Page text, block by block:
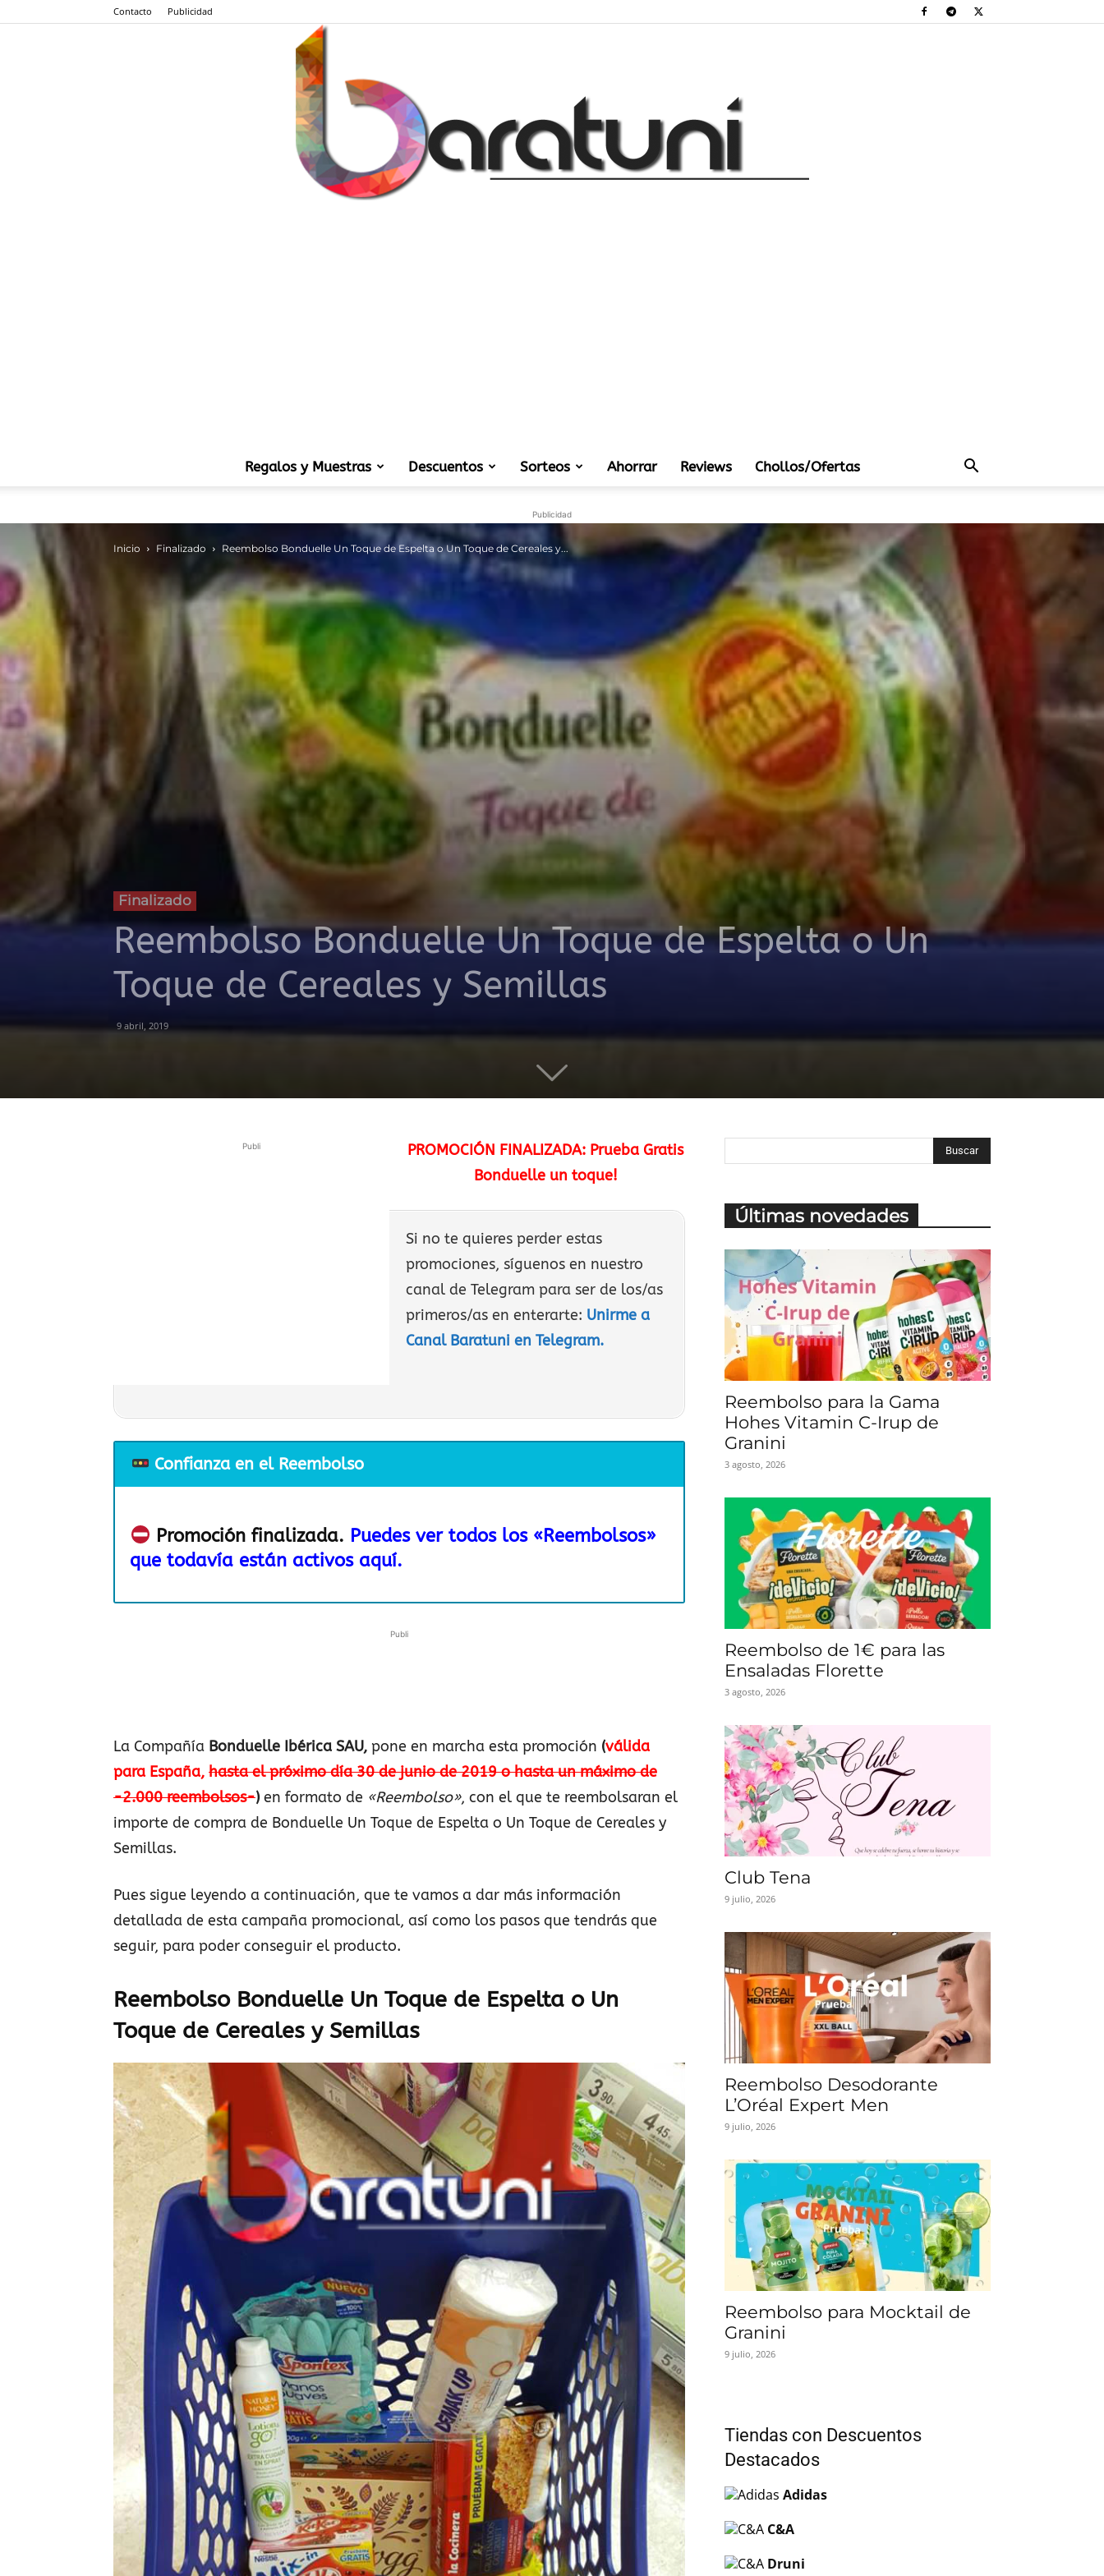
Contacto Publicidad
muestras
gratis
productos
a
domicilio
Baratuni
Regalos y Muestras Descuentos Sorteos Ahorrar Reviews Chollos/Ofertas
Publicidad
Inicio Finalizado Reembolso Bonduelle Un Toque de Espelta o Un Toque de Cereales y...
Finalizado
Reembolso Bonduelle Un Toque de Espelta o Un
Toque de Cereales y Semillas
9 abril, 2019
Publi
PROMOCIÓN FINALIZADA: Prueba Gratis
Bonduelle un toque!
Si no te quieres perder estas
promociones, síguenos en nuestro
canal de Telegram para ser de los/as
primeros/as en enterarte: Unirme a
Canal Baratuni en Telegram.
Confianza en el Reembolso
Promoción finalizada. Puedes ver todos los «Reembolsos»
que todavía están activos aquí.
Publi
La Compañía Bonduelle Ibérica SAU, pone en marcha esta promoción (válida
para España, hasta el próximo día 30 de junio de 2019 o hasta un máximo de
-2.000 reembolsos-) en formato de «Reembolso», con el que te reembolsaran el
importe de compra de Bonduelle Un Toque de Espelta o Un Toque de Cereales y
Semillas.
Pues sigue leyendo a continuación, que te vamos a dar más información
detallada de esta campaña promocional, así como los pasos que tendrás que
seguir, para poder conseguir el producto.
Reembolso Bonduelle Un Toque de Espelta o Un
Toque de Cereales y Semillas
Últimas novedades
Reembolso para la Gama
Hohes Vitamin C-Irup de
Granini
3 agosto, 2026
Reembolso de 1€ para las
Ensaladas Florette
3 agosto, 2026
Club Tena
9 julio, 2026
Reembolso Desodorante
L’Oréal Expert Men
9 julio, 2026
Reembolso para Mocktail de
Granini
9 julio, 2026
Tiendas con Descuentos
Destacados
Adidas
C&A
Druni